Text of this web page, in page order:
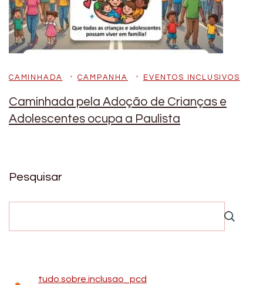
CAMINHADA CAMPANHA EVENTOS INCLUSIVOS
Caminhada pela Adoção de Crianças e
Adolescentes ocupa a Paulista
Pesquisar
tudo.sobre.inclusao_pcd